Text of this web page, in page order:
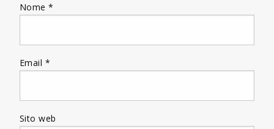
Nome*
Email *
Sito web